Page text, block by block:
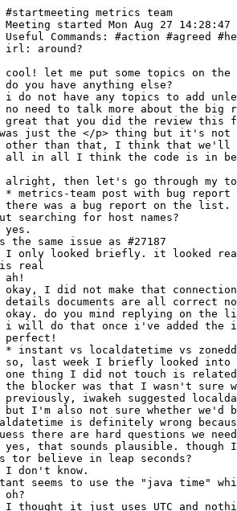
#startmeeting metrics team
irl: